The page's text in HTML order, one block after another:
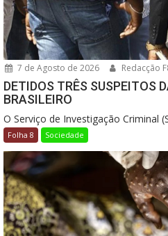
7 de Agosto de 2026 Redacção
DETIDOS TRÊS SUSPEITOS
BRASILEIRO
O Serviço de Investigação Criminal
Folha 8 Sociedade